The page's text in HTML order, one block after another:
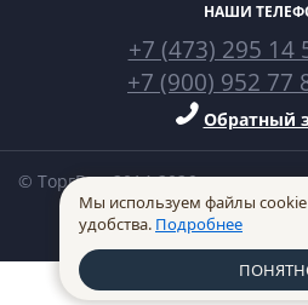
НАШИ
+7 (473) 295 14
+7 (900) 952 77
Обратный
© ТоргВрн 2014-2026
Мы используем файлы
удобства. Подробнее